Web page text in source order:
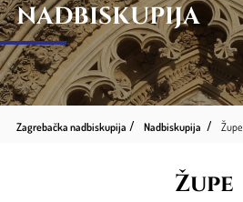
NADBISKUPIJA
Zagrebačka nadbiskupija Nadbiskupija Župe
Župe